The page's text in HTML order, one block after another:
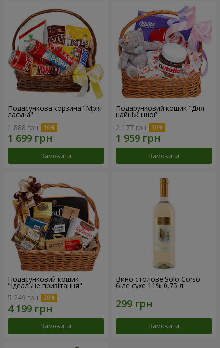
Подарункова корзина "Мрія
ласуна"
1 888 грн
Замовити
Подарунковий кошик "Для
найніжнішої"
2 177 грн
Замовити
Подарунковий кошик
"Ідеальне привітання"
5 249 грн
Замовити
Вино столове Solo Corso
біле сухе 11% 0,75 л
Замовити